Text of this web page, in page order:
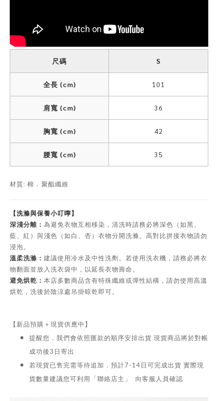
尺碼 S
全長 (cm) 101
肩寬 (cm) 36
胸寬 (cm) 42
腰寬 (cm) 35
材質: 棉 ． 聚酯纖維
【洗滌與保養小叮嚀】
深淺分離： 為避免衣物互相移染，清洗時請務必將深色（如黑、
藍、紅）與淺色（如白、杏）衣物分開洗滌。高對比拼接衣物請勿
浸泡。
溫柔洗滌： 建議使用冷水及中性洗劑。若使用洗衣機，請務必將衣
物翻面並放入洗衣袋中，以延長衣物壽命。
避免烘乾： 本店多數商品含有特殊纖維或彈性結構，請勿使用高溫
烘乾，洗後於陰涼處吊掛晾乾即可。
【新品預購＋現貨供應中】
提醒您．我們會依照匯款的順序安排出貨 現貨商品將於對帳
成功後3日寄出
若現貨已售完需等待追加．預計7-14日可完成出貨 實際現
貨數量建議您可利用「聯絡店主」 向客服人員確認